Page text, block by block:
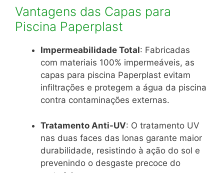
Vantagens das Capas para
Piscina Paperplast
Impermeabilidade Total: Fabricadas
com materiais 100% impermeáveis, as
capas para piscina Paperplast evitam
infiltrações e protegem a água da piscina
contra contaminações externas.
Tratamento Anti-UV: O tratamento UV
nas duas faces das lonas garante maior
durabilidade, resistindo à ação do sol e
prevenindo o desgaste precoce do